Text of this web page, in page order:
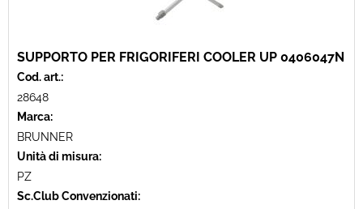
SUPPORTO PER FRIGORIFERI COOLER UP 0406047N
Cod. art.:
28648
Marca:
BRUNNER
Unità di misura:
PZ
Sc.Club Convenzionati: